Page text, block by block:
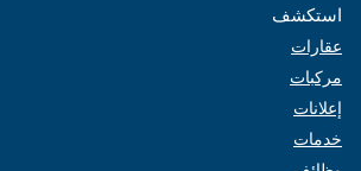
استكشف
عقارات
مركبات
إعلانات
خدمات